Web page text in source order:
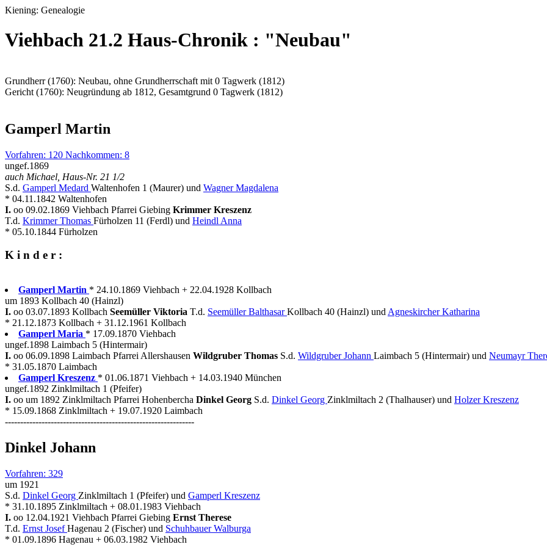
Kiening: Genealogie
Viehbach 21.2 Haus-Chronik : "Neubau"
Grundherr (1760): Neubau, ohne Grundherrschaft mit 0 Tagwerk (1812)
Gericht (1760): Neugründung ab 1812, Gesamtgrund 0 Tagwerk (1812)
Gamperl Martin
Vorfahren: 120 Nachkommen: 8
ungef.1869
auch Michael, Haus-Nr. 21 1/2
S.d. Gamperl Medard Waltenhofen 1 (Maurer) und Wagner Magdalena
* 04.11.1842 Waltenhofen
I. oo 09.02.1869 Viehbach Pfarrei Giebing Krimmer Kreszenz
T.d. Krimmer Thomas Fürholzen 11 (Ferdl) und Heindl Anna
* 05.10.1844 Fürholzen
K i n d e r :
Gamperl Martin * 24.10.1869 Viehbach + 22.04.1928 Kollbach
um 1893 Kollbach 40 (Hainzl)
I. oo 03.07.1893 Kollbach Seemüller Viktoria T.d. Seemüller BalthasarKollbach 40 (Hainzl) und Agneskircher Katharina
* 21.12.1873 Kollbach + 31.12.1961 Kollbach
Gamperl Maria * 17.09.1870 Viehbach
ungef.1898 Laimbach 5 (Hintermair)
I. oo 06.09.1898 Laimbach Pfarrei Allershausen Wildgruber Thomas S.d. Wildgruber Johann Laimbach 5 (Hintermair) und Neumayr
* 31.05.1870 Laimbach
Gamperl Kreszenz * 01.06.1871 Viehbach + 14.03.1940 München
ungef.1892 Zinklmiltach 1 (Pfeifer)
I. oo um 1892 Zinklmiltach Pfarrei Hohenbercha Dinkel Georg S.d. Dinkel Georg Zinklmiltach 2 (Thalhauser) und Holzer Kreszenz
* 15.09.1868 Zinklmiltach + 19.07.1920 Laimbach
--------------------------------------------------------------
Dinkel Johann
Vorfahren: 329
um 1921
S.d. Dinkel Georg Zinklmiltach 1 (Pfeifer) und Gamperl Kreszenz
* 31.10.1895 Zinklmiltach + 08.01.1983 Viehbach
I. oo 12.04.1921 Viehbach Pfarrei Giebing Ernst Therese
T.d. Ernst JosefHagenau 2 (Fischer) und Schuhbauer Walburga
* 01.09.1896 Hagenau + 06.03.1982 Viehbach